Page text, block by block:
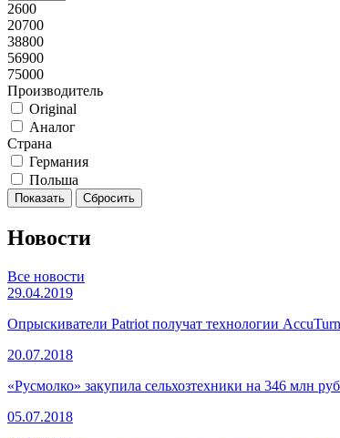
2600
20700
38800
56900
75000
Производитель
Original
Аналог
Страна
Германия
Польша
Новости
Все новости
29.04.2019
Опрыскиватели Patriot получат технологии AccuTurn
20.07.2018
«Русмолко» закупила сельхозтехники на 346 млн
05.07.2018